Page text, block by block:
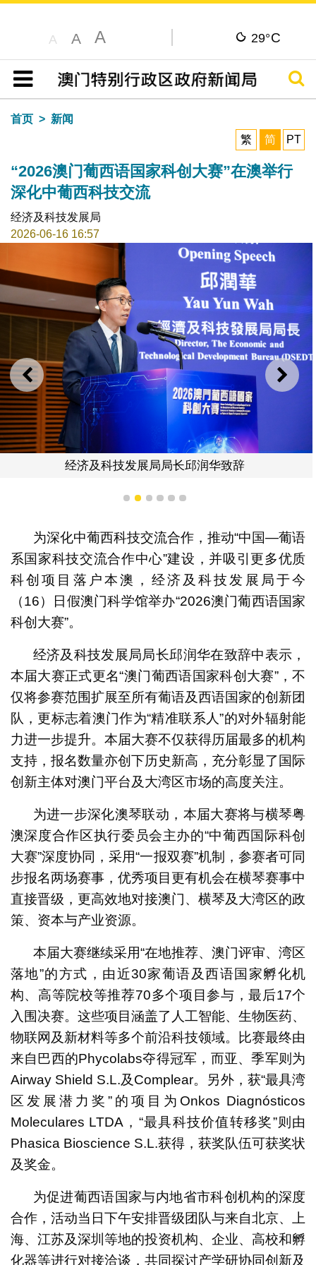
A A A 29°C
目录
搜寻
首页
新闻
繁
简 PT
“2026澳门葡西语国家科创大赛”在澳举行
深化中葡西科技交流
经济及科技发展局
2026-06-16 16:57
上一则 下一
经济及科技发展局局长邱润华致辞
1 2 3 4 5 6
为深化中葡西科技交流合作，推动“中国—葡语
系国家科技交流合作中心”建设，并吸引更多优质
科创项目落户本澳，经济及科技发展局于今
（16）日假澳门科学馆举办“2026澳门葡西语国家
科创大赛”。
经济及科技发展局局长邱润华在致辞中表示，
本届大赛正式更名“澳门葡西语国家科创大赛”，不
仅将参赛范围扩展至所有葡语及西语国家的创新团
队，更标志着澳门作为“精准联系人”的对外辐射能
力进一步提升。本届大赛不仅获得历届最多的机构
支持，报名数量亦创下历史新高，充分彰显了国际
创新主体对澳门平台及大湾区市场的高度关注。
为进一步深化澳琴联动，本届大赛将与横琴粤
澳深度合作区执行委员会主办的“中葡西国际科创
大赛”深度协同，采用“一报双赛”机制，参赛者可同
步报名两场赛事，优秀项目更有机会在横琴赛事中
直接晋级，更高效地对接澳门、横琴及大湾区的政
策、资本与产业资源。
本届大赛继续采用“在地推荐、澳门评审、湾区
落地”的方式，由近30家葡语及西语国家孵化机
构、高等院校等推荐70多个项目参与，最后17个
入围决赛。这些项目涵盖了人工智能、生物医药、
物联网及新材料等多个前沿科技领域。比赛最终由
来自巴西的Phycolabs夺得冠军，而亚、季军则为
Airway Shield S.L.及Complear。另外，获“最具湾
区发展潜力奖”的项目为Onkos Diagnósticos
Moleculares LTDA，“最具科技价值转移奖”则由
Phasica Bioscience S.L.获得，获奖队伍可获奖状
及奖金。
为促进葡西语国家与内地省市科创机构的深度
合作，活动当日下午安排晋级团队与来自北京、上
海、江苏及深圳等地的投资机构、企业、高校和孵
化器等进行对接洽谈，共同探讨产学研协同创新及